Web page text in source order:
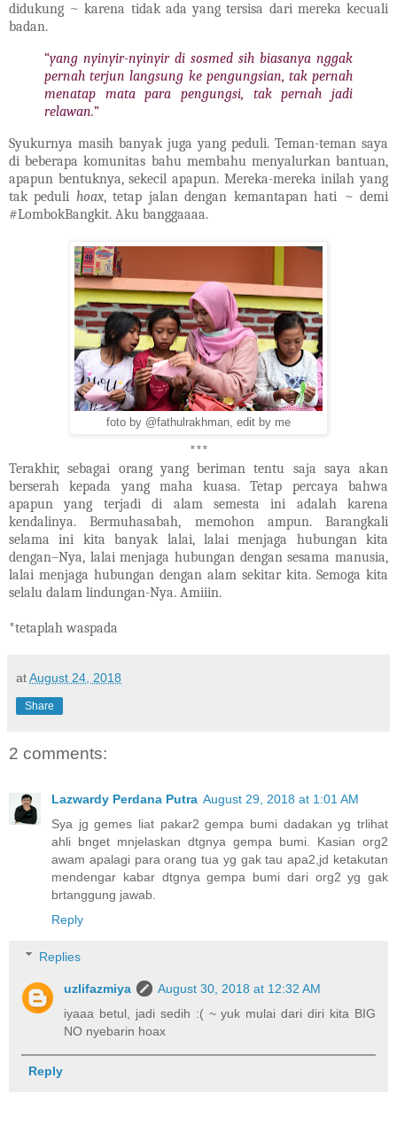
didukung ~ karena tidak ada yang tersisa dari mereka kecuali
badan.
“yang nyinyir-nyinyir di sosmed sih biasanya nggak
pernah terjun langsung ke pengungsian, tak pernah
menatap mata para pengungsi, tak pernah jadi
relawan.”
Syukurnya masih banyak juga yang peduli. Teman-teman saya
di beberapa komunitas bahu membahu menyalurkan bantuan,
apapun bentuknya, sekecil apapun. Mereka-mereka inilah yang
tak peduli hoax, tetap jalan dengan kemantapan hati ~ demi
#LombokBangkit. Aku banggaaaa.
foto by @fathulrakhman, edit by me
***
Terakhir, sebagai orang yang beriman tentu saja saya akan
berserah kepada yang maha kuasa. Tetap percaya bahwa
apapun yang terjadi di alam semesta ini adalah karena
kendalinya. Bermuhasabah, memohon ampun. Barangkali
selama ini kita banyak lalai, lalai menjaga hubungan kita
dengan–Nya, lalai menjaga hubungan dengan sesama manusia,
lalai menjaga hubungan dengan alam sekitar kita. Semoga kita
selalu dalam lindungan-Nya. Amiiin.
*tetaplah waspada
atAugust 24, 2018
Share
2 comments:
Lazwardy Perdana Putra August 29, 2018 at 1:01 AM
Sya jg gemes liat pakar2 gempa bumi dadakan yg trlihat
ahli bnget mnjelaskan dtgnya gempa bumi. Kasian org2
awam apalagi para orang tua yg gak tau apa2,jd ketakutan
mendengar kabar dtgnya gempa bumi dari org2 yg gak
brtanggung jawab.
Reply
Replies
uzlifazmiya
August 30, 2018 at 12:32 AM
iyaaa betul, jadi sedih :( ~ yuk mulai dari diri kita BIG
NO nyebarin hoax
Reply